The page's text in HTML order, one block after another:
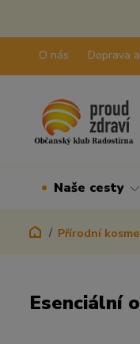
O nás Doprava
Naše cesty
Přírodní
Esenciální